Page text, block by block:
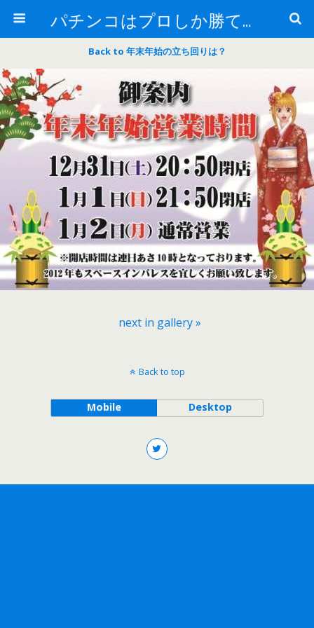
パチンコはプロしか勝てない！
Back to 年末年始の立ち回りは？
next in gallery »
Back to top
Mobile Desktop